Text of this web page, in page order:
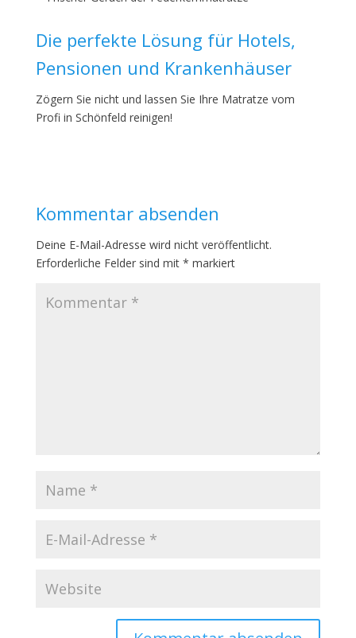
Die perfekte Lösung für Hotels,
Pensionen und Krankenhäuser
Zögern Sie nicht und lassen Sie Ihre Matratze vom
Profi in Schönfeld reinigen!
Kommentar absenden
Deine E-Mail-Adresse wird nicht veröffentlicht.
Erforderliche Felder sind mit * markiert